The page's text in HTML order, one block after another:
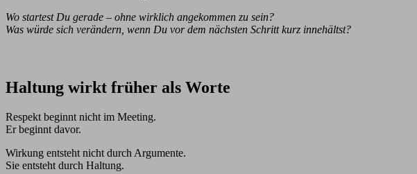
Wo startest Du gerade – ohne wirklich angekommen zu sein?
Was würde sich verändern, wenn Du vor dem nächsten Schritt kurz innehältst?
Haltung wirkt früher als Worte
Respekt beginnt nicht im Meeting.
Er beginnt davor.
Wirkung entsteht nicht durch Argumente.
Sie entsteht durch Haltung.